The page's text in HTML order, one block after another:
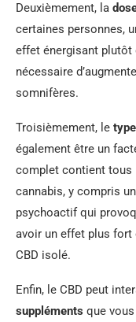
Deuxièmement, la
certaines personnes,
effet énergisant plutôt
nécessaire
somnifères.
Troisièmement, le
également être un
complet contient tous
cannabis, y compris
psychoactif qui
avoir un effet plus
CBD isolé.
Enfin, le CBD peut
suppléments que